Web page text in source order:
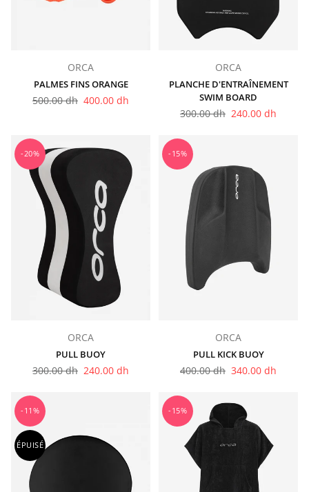
ORCA
PALMES FINS ORANGE
Prix
500.00 dh 400.00 dh
ORCA
PLANCHE D'ENTRAÎNEMENT
SWIM BOARD
Prix
300.00 dh 240.00 dh
-20%
ORCA
PULL BUOY
Prix
300.00 dh 240.00 dh
-15%
ORCA
PULL KICK BUOY
Prix
400.00 dh 340.00 dh
-11%
ÉPUISÉ
-15%